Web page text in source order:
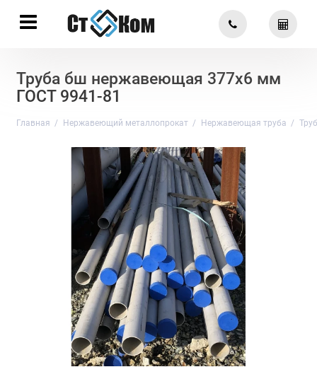
Труба бш нержавеющая 377х6 мм
ГОСТ 9941-81
Главная Нержавеющий металлопрокат Нержавеющая труба